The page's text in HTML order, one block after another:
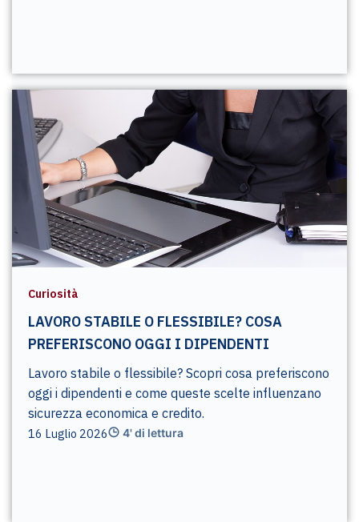
Curiosità
LAVORO STABILE O FLESSIBILE? COSA
PREFERISCONO OGGI I DIPENDENTI
Lavoro stabile o flessibile? Scopri cosa preferiscono
oggi i dipendenti e come queste scelte influenzano
sicurezza economica e credito.
16 Luglio 2026 4' di lettura